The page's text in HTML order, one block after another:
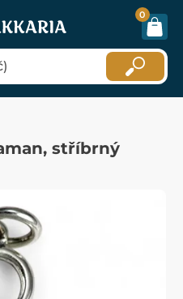
0
stříbrný